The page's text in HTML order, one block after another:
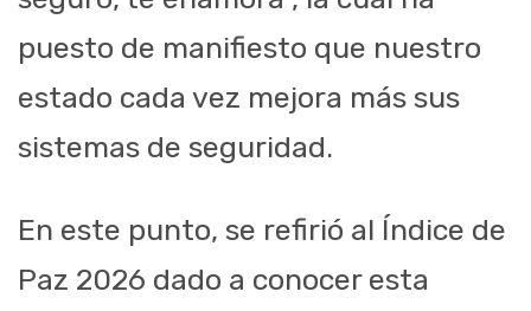
puesto de manifiesto que nuestro
estado cada vez mejora más sus
sistemas de seguridad.
En este punto, se refirió al Índice de
Paz 2026 dado a conocer esta